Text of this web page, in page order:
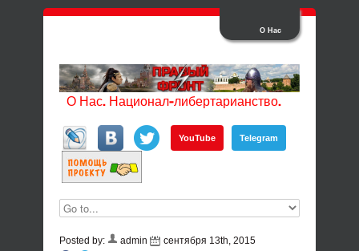
О Нас
О Нас. Национал-либертарианство.
YouTube Telegram
Posted by: admin сентября 13th, 2015